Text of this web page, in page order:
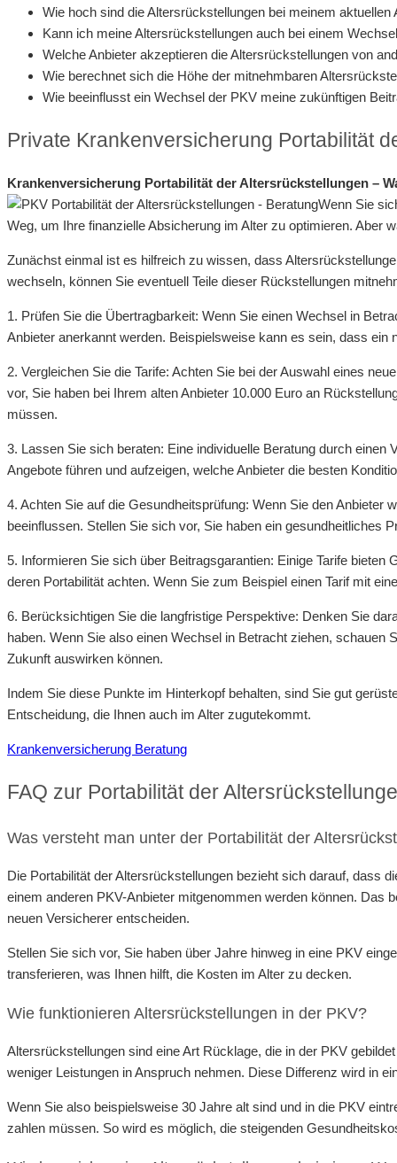
Wie hoch sind die Altersrückstellungen bei meinem aktuellen
Kann ich meine Altersrückstellungen auch bei einem
Welche Anbieter akzeptieren die Altersrückstellungen von
Wie berechnet sich die Höhe der mitnehmbaren
Wie beeinflusst ein Wechsel der PKV meine zukünftigen
Private Krankenversicherung Portabilität
Krankenversicherung Portabilität der Altersrückstellungen –
Wenn Sie
Weg, um Ihre finanzielle Absicherung im Alter zu optimieren. Aber
Zunächst einmal ist es hilfreich zu wissen, dass
wechseln, können Sie eventuell Teile dieser Rückstellungen
1. Prüfen Sie die Übertragbarkeit: Wenn Sie einen Wechsel in
Anbieter anerkannt werden. Beispielsweise kann es sein, dass
2. Vergleichen Sie die Tarife: Achten Sie bei der Auswahl eines
vor, Sie haben bei Ihrem alten Anbieter 10.000 Euro an
müssen.
3. Lassen Sie sich beraten: Eine individuelle Beratung durch
Angebote führen und aufzeigen, welche Anbieter die besten
4. Achten Sie auf die Gesundheitsprüfung: Wenn Sie den
beeinflussen. Stellen Sie sich vor, Sie haben ein gesundheitliches
5. Informieren Sie sich über Beitragsgarantien: Einige Tarife
deren Portabilität achten. Wenn Sie zum Beispiel einen Tarif mit
6. Berücksichtigen Sie die langfristige Perspektive: Denken Sie
haben. Wenn Sie also einen Wechsel in Betracht ziehen,
Zukunft auswirken können.
Indem Sie diese Punkte im Hinterkopf behalten, sind Sie gut
Entscheidung, die Ihnen auch im Alter zugutekommt.
Krankenversicherung Beratung
FAQ zur Portabilität der
Was versteht man unter der Portabilität der
Die Portabilität der Altersrückstellungen bezieht sich darauf, dass
einem anderen PKV-Anbieter mitgenommen werden können. Das
neuen Versicherer entscheiden.
Stellen Sie sich vor, Sie haben über Jahre hinweg in eine PKV
transferieren, was Ihnen hilft, die Kosten im Alter zu decken.
Wie funktionieren Altersrückstellungen in der PKV?
Altersrückstellungen sind eine Art Rücklage, die in der PKV
weniger Leistungen in Anspruch nehmen. Diese Differenz wird in
Wenn Sie also beispielsweise 30 Jahre alt sind und in die PKV
zahlen müssen. So wird es möglich, die steigenden